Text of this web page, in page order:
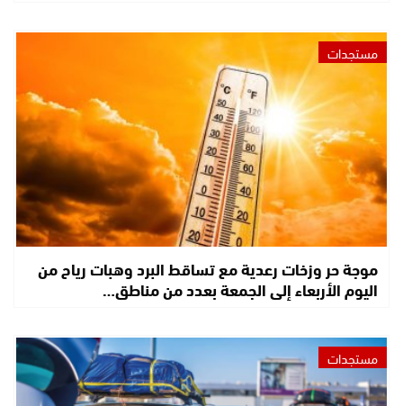
مستجدات
موجة حر وزخات رعدية مع تساقط البرد وهبات رياح من
اليوم الأربعاء إلى الجمعة بعدد من مناطق…
مستجدات